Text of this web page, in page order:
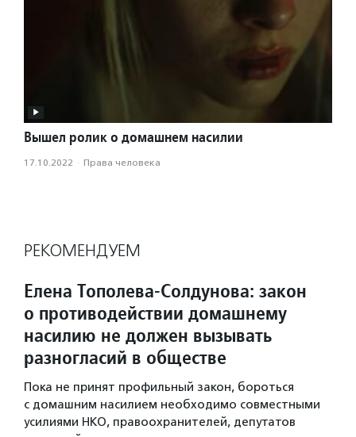
Вышел ролик о домашнем насилии
17.10.2022 · Права человека
РЕКОМЕНДУЕМ
Елена Тополева-Солдунова: закон
о противодействии домашнему
насилию не должен вызывать
разногласий в обществе
Пока не принят профильный закон, бороться
с домашним насилием необходимо совместными
усилиями НКО, правоохранителей, депутатов